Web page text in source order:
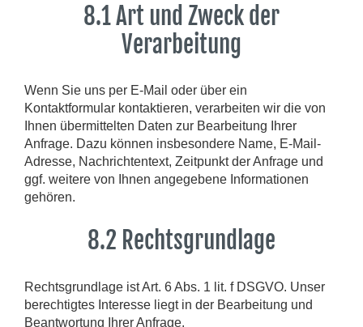
8.1 Art und Zweck der
Verarbeitung
Wenn Sie uns per E-Mail oder über ein
Kontaktformular kontaktieren, verarbeiten wir die von
Ihnen übermittelten Daten zur Bearbeitung Ihrer
Anfrage. Dazu können insbesondere Name, E-Mail-
Adresse, Nachrichtentext, Zeitpunkt der Anfrage und
ggf. weitere von Ihnen angegebene Informationen
gehören.
8.2 Rechtsgrundlage
Rechtsgrundlage ist Art. 6 Abs. 1 lit. f DSGVO. Unser
berechtigtes Interesse liegt in der Bearbeitung und
Beantwortung Ihrer Anfrage.